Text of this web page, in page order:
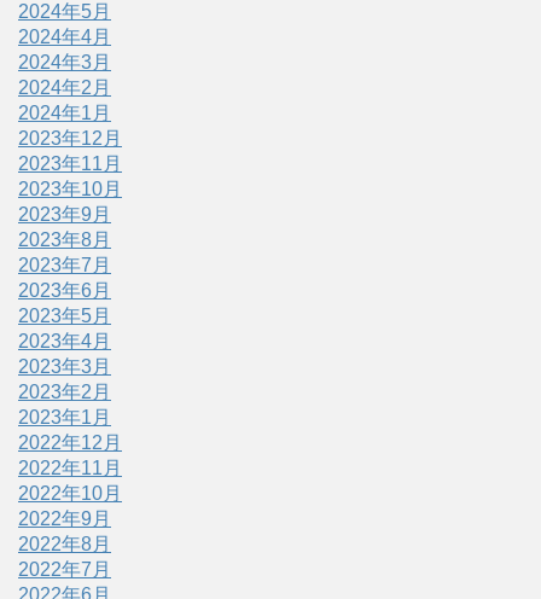
2024年5月
2024年4月
2024年3月
2024年2月
2024年1月
2023年12月
2023年11月
2023年10月
2023年9月
2023年8月
2023年7月
2023年6月
2023年5月
2023年4月
2023年3月
2023年2月
2023年1月
2022年12月
2022年11月
2022年10月
2022年9月
2022年8月
2022年7月
2022年6月